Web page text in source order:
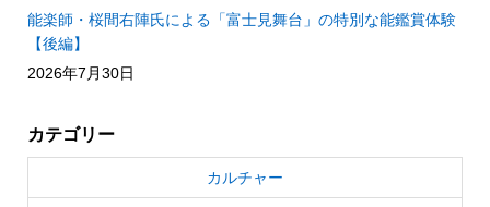
能楽師・桜間右陣氏による「富士見舞台」の特別な能鑑賞体験
【後編】
2026年7月30日
カテゴリー
カルチャー